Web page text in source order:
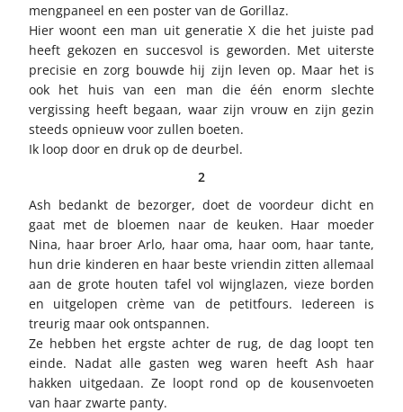
mengpaneel en een poster van de Gorillaz.
Hier woont een man uit generatie X die het juiste pad
heeft gekozen en succesvol is geworden. Met uiterste
precisie en zorg bouwde hij zijn leven op. Maar het is
ook het huis van een man die één enorm slechte
vergissing heeft begaan, waar zijn vrouw en zijn gezin
steeds opnieuw voor zullen boeten.
Ik loop door en druk op de deurbel.
2
Ash bedankt de bezorger, doet de voordeur dicht en
gaat met de bloemen naar de keuken. Haar moeder
Nina, haar broer Arlo, haar oma, haar oom, haar tante,
hun drie kinderen en haar beste vriendin zitten allemaal
aan de grote houten tafel vol wijnglazen, vieze borden
en uitgelopen crème van de petitfours. Iedereen is
treurig maar ook ontspannen.
Ze hebben het ergste achter de rug, de dag loopt ten
einde. Nadat alle gasten weg waren heeft Ash haar
hakken uitgedaan. Ze loopt rond op de kousenvoeten
van haar zwarte panty.